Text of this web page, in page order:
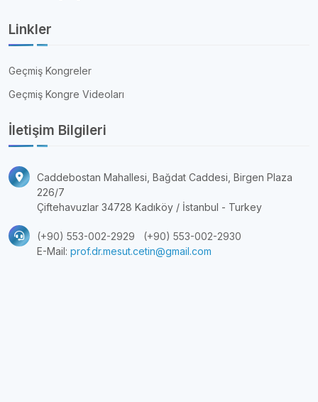
Linkler
Geçmiş Kongreler
Geçmiş Kongre Videoları
İletişim Bilgileri
Caddebostan Mahallesi, Bağdat Caddesi, Birgen Plaza
226/7
Çiftehavuzlar 34728 Kadıköy / İstanbul - Turkey
(+90) 553-002-2929
(+90) 553-002-2930
E-Mail: prof.dr.mesut.cetin@gmail.com